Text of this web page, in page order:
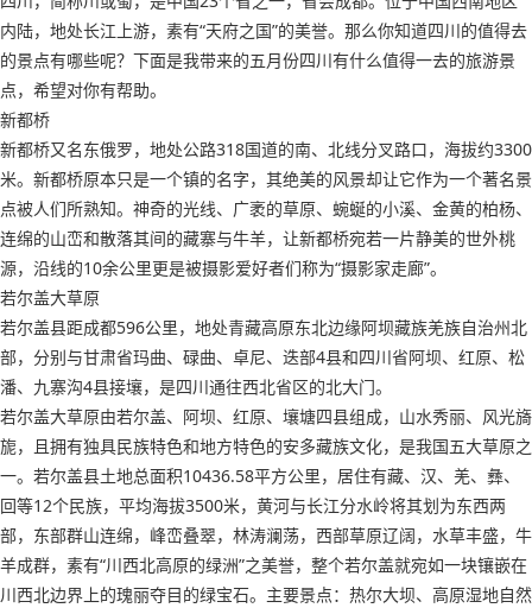
内陆，地处长江上游，素有“天府之国”的美誉。那么你知道四川的值得去
的景点有哪些呢？下面是我带来的五月份四川有什么值得一去的旅游景
点，希望对你有帮助。
新都桥
新都桥又名东俄罗，地处公路318国道的南、北线分叉路口，海拔约3300
米。新都桥原本只是一个镇的名字，其绝美的风景却让它作为一个著名景
点被人们所熟知。神奇的光线、广袤的草原、蜿蜒的小溪、金黄的柏杨、
连绵的山峦和散落其间的藏寨与牛羊，让新都桥宛若一片静美的世外桃
源，沿线的10余公里更是被摄影爱好者们称为“摄影家走廊”。
若尔盖大草原
若尔盖县距成都596公里，地处青藏高原东北边缘阿坝藏族羌族自治州北
部，分别与甘肃省玛曲、碌曲、卓尼、迭部4县和四川省阿坝、红原、松
潘、九寨沟4县接壤，是四川通往西北省区的北大门。
若尔盖大草原由若尔盖、阿坝、红原、壤塘四县组成，山水秀丽、风光旖
旎，且拥有独具民族特色和地方特色的安多藏族文化，是我国五大草原之
一。若尔盖县土地总面积10436.58平方公里，居住有藏、汉、羌、彝、
回等12个民族，平均海拔3500米，黄河与长江分水岭将其划为东西两
部，东部群山连绵，峰峦叠翠，林涛澜荡，西部草原辽阔，水草丰盛，牛
羊成群，素有“川西北高原的绿洲”之美誉，整个若尔盖就宛如一块镶嵌在
川西北边界上的瑰丽夺目的绿宝石。主要景点：热尔大坝、高原湿地自然